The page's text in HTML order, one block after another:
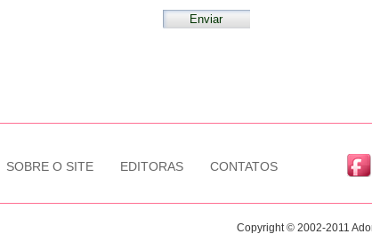
SOBRE O SITE EDITORAS CONTATOS
Copyright © 2002-2011